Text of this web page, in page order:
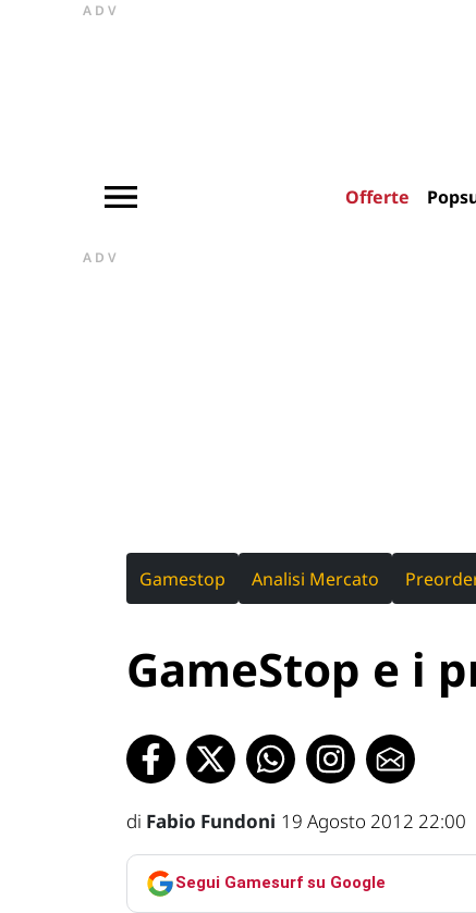
ADV
Offerte
ADV
Gamestop Analisi Mercato
GameStop e i
di Fabio Fundoni 19 Agosto 2012 22:00
Segui Gamesurf su Google